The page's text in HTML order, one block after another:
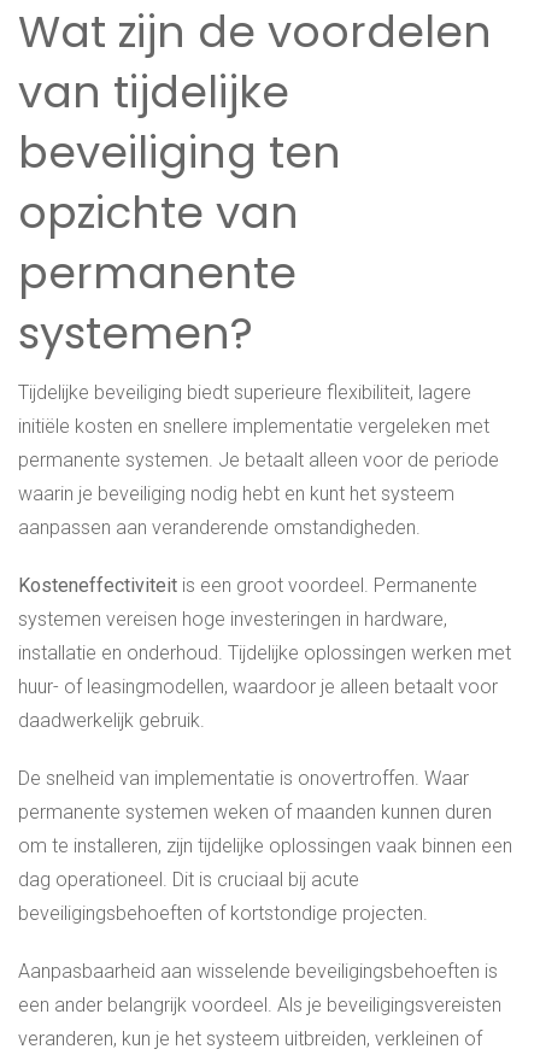
Wat zijn de voordelen
van tijdelijke
beveiliging ten
opzichte van
permanente
systemen?
Tijdelijke beveiliging biedt superieure flexibiliteit, lagere
initiële kosten en snellere implementatie vergeleken met
permanente systemen. Je betaalt alleen voor de periode
waarin je beveiliging nodig hebt en kunt het systeem
aanpassen aan veranderende omstandigheden.
Kosteneffectiviteit is een groot voordeel. Permanente
systemen vereisen hoge investeringen in hardware,
installatie en onderhoud. Tijdelijke oplossingen werken met
huur- of leasingmodellen, waardoor je alleen betaalt voor
daadwerkelijk gebruik.
De snelheid van implementatie is onovertroffen. Waar
permanente systemen weken of maanden kunnen duren
om te installeren, zijn tijdelijke oplossingen vaak binnen een
dag operationeel. Dit is cruciaal bij acute
beveiligingsbehoeften of kortstondige projecten.
Aanpasbaarheid aan wisselende beveiligingsbehoeften is
een ander belangrijk voordeel. Als je beveiligingsvereisten
veranderen, kun je het systeem uitbreiden, verkleinen of